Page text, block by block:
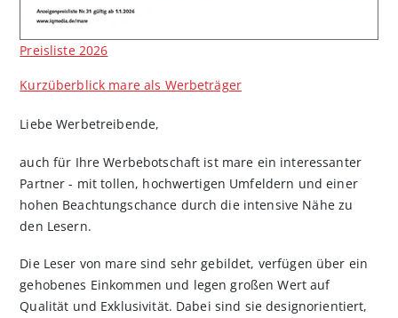
Preisliste 2026
Kurzüberblick mare als Werbeträger
Liebe Werbetreibende,
auch für Ihre Werbebotschaft ist mare ein interessanter
Partner - mit tollen, hochwertigen Umfeldern und einer
hohen Beachtungschance durch die intensive Nähe zu
den Lesern.
Die Leser von mare sind sehr gebildet, verfügen über ein
gehobenes Einkommen und legen großen Wert auf
Qualität und Exklusivität. Dabei sind sie designorientiert,